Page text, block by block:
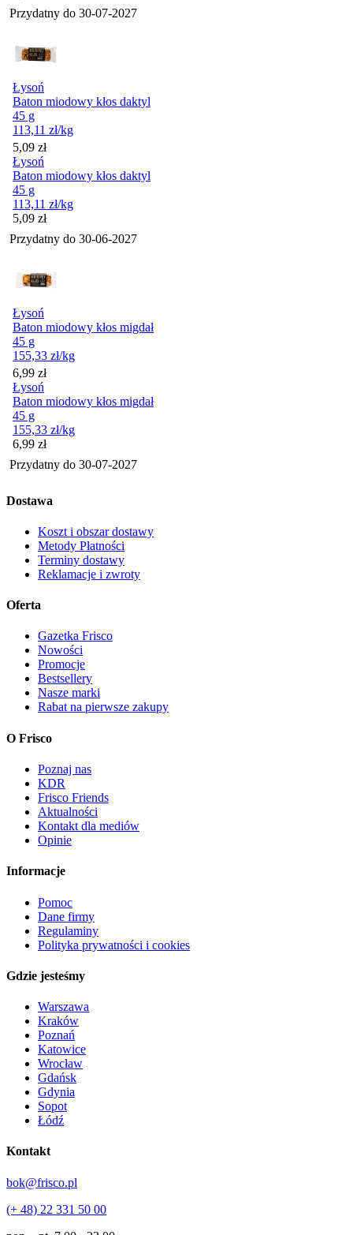
Przydatny do 30-07-2027
Łysoń
Baton miodowy kłos daktyl
45 g
113,11 zł/kg
Cena
5,09 zł
Łysoń
Baton miodowy kłos daktyl
45 g
113,11 zł/kg
Cena
5,09 zł
Przydatny do 30-06-2027
Łysoń
Baton miodowy kłos migdał
45 g
155,33 zł/kg
Cena
6,99 zł
Łysoń
Baton miodowy kłos migdał
45 g
155,33 zł/kg
Cena
6,99 zł
Przydatny do 30-07-2027
Dostawa
Koszt i obszar dostawy
Metody Płatności
Terminy dostawy
Reklamacje i zwroty
Oferta
Gazetka Frisco
Nowości
Promocje
Bestsellery
Nasze marki
Rabat na pierwsze zakupy
O Frisco
Poznaj nas
KDR
Frisco Friends
Aktualności
Kontakt dla mediów
Opinie
Informacje
Pomoc
Dane firmy
Regulaminy
Polityka prywatności i cookies
Gdzie jesteśmy
Warszawa
Kraków
Poznań
Katowice
Wrocław
Gdańsk
Gdynia
Sopot
Łódź
Kontakt
bok@frisco.pl
(+ 48) 22 331 50 00